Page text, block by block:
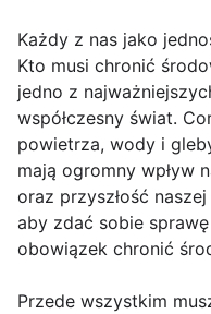
Każdy z nas jako
Kto musi chronić
jedno z
współczesny świat.
powietrza, wody i
mają ogromny wpływ
oraz przyszłość
aby zdać sobie
obowiązek chronić
Przede wszystkim